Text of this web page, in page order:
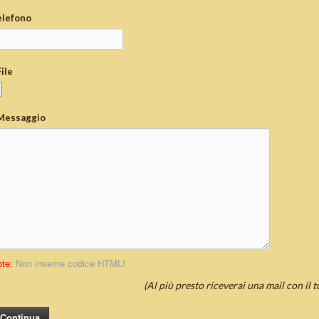
Non inserire codice HTML!
(Al più presto riceverai una mail con il